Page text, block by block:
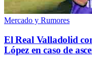
Mercado y Rumores
El Real Valladolid
López en caso de